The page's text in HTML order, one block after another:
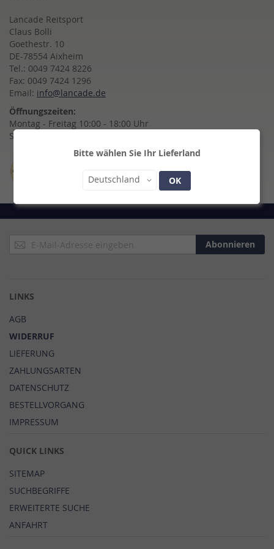
Bitte wählen Sie Ihr Lieferland
Land
Deutschland OK
Lancade Reitsport
Claus Bolli
Goethestr. 10
DE-78554 Aixheim
Tel.: 0049 7424 8226
Fax: 0049 7424 1296
Email: info@lancade.de
Öffnungszeiten:
Montag - Freitag 10:00 - 18:00 Uhr
Samstag 10:00 - 14:00 Uhr
Anmeldung
zum
Abonnieren
LINKS
AGB
WIDERRUF
LIEFERUNG
ZAHLUNGSARTEN
DATENSCHUTZ
BESTELLVORGANG
IMPRESSUM
QUICK LINKS
SITEMAP
SUCHBEGRIFFE
ERWEITERTE SUCHE
ANFAHRT